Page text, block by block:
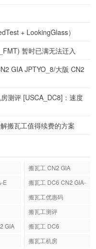
+ LookingGlass）
暂时已满无法迁入
GIA JPTYO_8/大阪 CN2
测评 [USCA_DC8]：速度
搬瓦工值得续费的方案
搬瓦工 CN2 GIA
E
搬瓦工 DC6 CN2 GIA-
搬瓦工优惠码
搬瓦工测评
GIA
搬瓦工 DC6
搬瓦工机房